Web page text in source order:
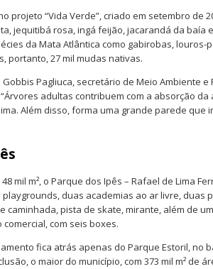
projeto “Vida Verde”, criado em setembro de
jequitibá rosa, ingá feijão, jacarandá da baía
da Mata Atlântica como gabirobas,
portanto, 27 mil mudas nativas.
Gobbis Pagliuca, secretário de Meio Ambiente
adultas contribuem com a absorção
Além disso, forma uma grande parede que
mil m², o Parque dos Ipês – Rafael de Lima
duas academias ao ar livre, duas
caminhada, pista de skate, mirante, além de
com seis boxes.
fica atrás apenas do Parque Estoril, no
o maior do município, com 373 mil m² de